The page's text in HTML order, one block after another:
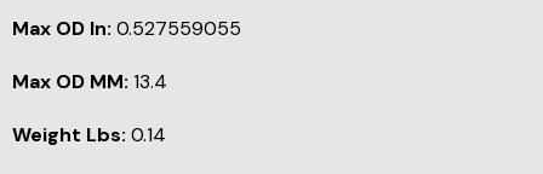
Max OD In: 0.527559055
Max OD MM: 13.4
Weight Lbs: 0.14